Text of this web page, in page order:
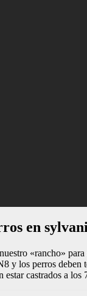
en
«rancho»
y los perros deben
estar castrados a